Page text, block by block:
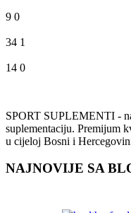
9 0
34 1
14 0
SPORT SUPLEMENTI -
suplementaciju. Premijum
u cijeloj Bosni i
NAJNOVIJE SA